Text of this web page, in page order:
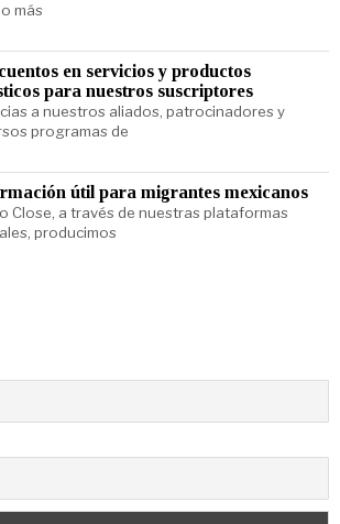
más
en servicios y productos
para nuestros suscriptores
a nuestros aliados, patrocinadores y
programas de
útil para migrantes mexicanos
Close, a través de nuestras plataformas
producimos